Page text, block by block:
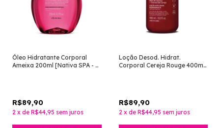
Óleo Hidratante Corporal
Ameixa 200ml [Nativa SPA - O
R$89,90
2 x de R$44,95 sem juros
Loção Desod. Hidrat.
Corporal Cereja Rouge 400ml
R$89,90
2 x de R$44,95 sem juros